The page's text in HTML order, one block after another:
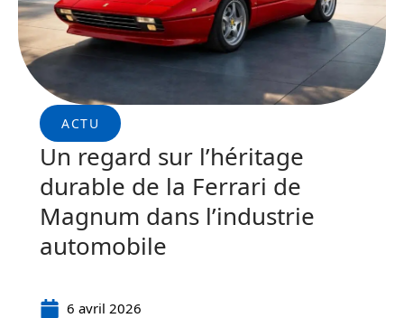
ACTU
Un regard sur l’héritage
durable de la Ferrari de
Magnum dans l’industrie
automobile
6 avril 2026